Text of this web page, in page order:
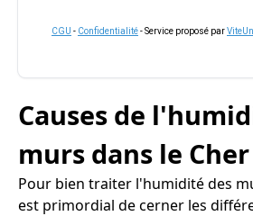
CGU - Confidentialité- Service proposé par
Causes de
murs dans le Cher
Pour bien traiter l'humidité des
est primordial de cerner les